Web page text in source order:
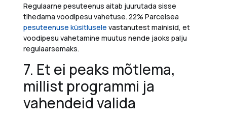
Regulaarne pesuteenus aitab juurutada sisse
tihedama voodipesu vahetuse. 22% Parcelsea
pesuteenuse küsitlusele vastanutest mainisid, et
voodipesu vahetamine muutus nende jaoks palju
regulaarsemaks.
7. Et ei peaks mõtlema,
millist programmi ja
vahendeid valida